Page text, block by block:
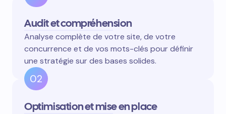
Audit et compréhension
Analyse complète de votre site, de votre
concurrence et de vos mots-clés pour définir
une stratégie sur des bases solides.
02
Optimisation et mise en place